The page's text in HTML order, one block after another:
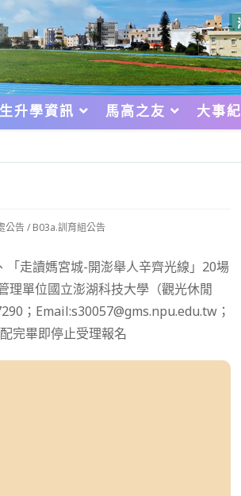
升學資訊 馬高之友 大事紀
公告/ B03a.訓育組公告
走讀媽宮城-開澎舉人辛齊光線」20場
理單位國立澎湖科技大學（觀光休閒
；Email:s30057@gms.npu.edu.tw；
完畢即停止受理報名